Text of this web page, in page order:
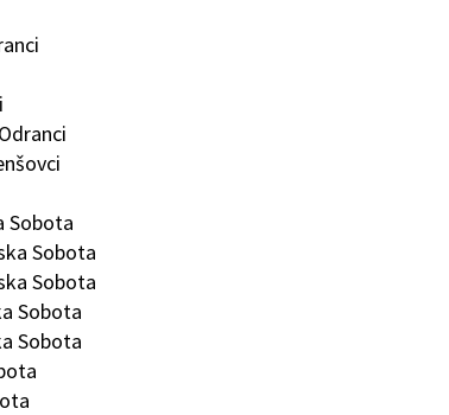
Sobota
Sobota
Sobota
Sobota
Sobota